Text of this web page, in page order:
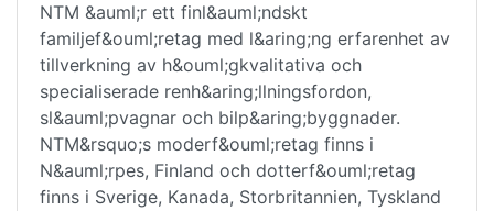
NTM &auml;r ett finl&auml;ndskt
familjef&ouml;retag med l&aring;ng erfarenhet av
tillverkning av h&ouml;gkvalitativa och
specialiserade renh&aring;llningsfordon,
sl&auml;pvagnar och bilp&aring;byggnader.
NTM&rsquo;s moderf&ouml;retag finns i
N&auml;rpes, Finland och dotterf&ouml;retag
finns i Sverige, Kanada, Storbritannien, Tyskland